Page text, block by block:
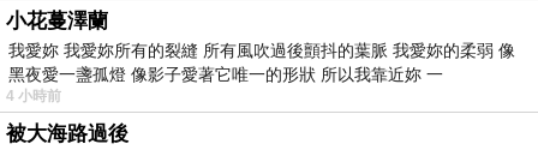
小花蔓澤蘭
我愛妳 我愛妳所有的裂縫 所有風吹過後顫抖的葉脈 我愛妳的柔弱 像
黑夜愛一盞孤燈 像影子愛著它唯一的形狀 所以我靠近妳 一
4 小時前
被大海路過後